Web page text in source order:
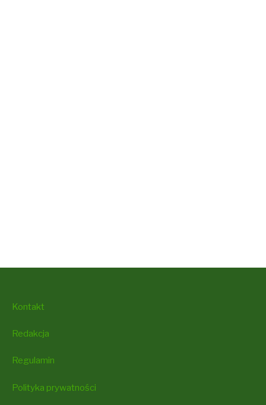
Kontakt
Redakcja
Regulamin
Polityka prywatności